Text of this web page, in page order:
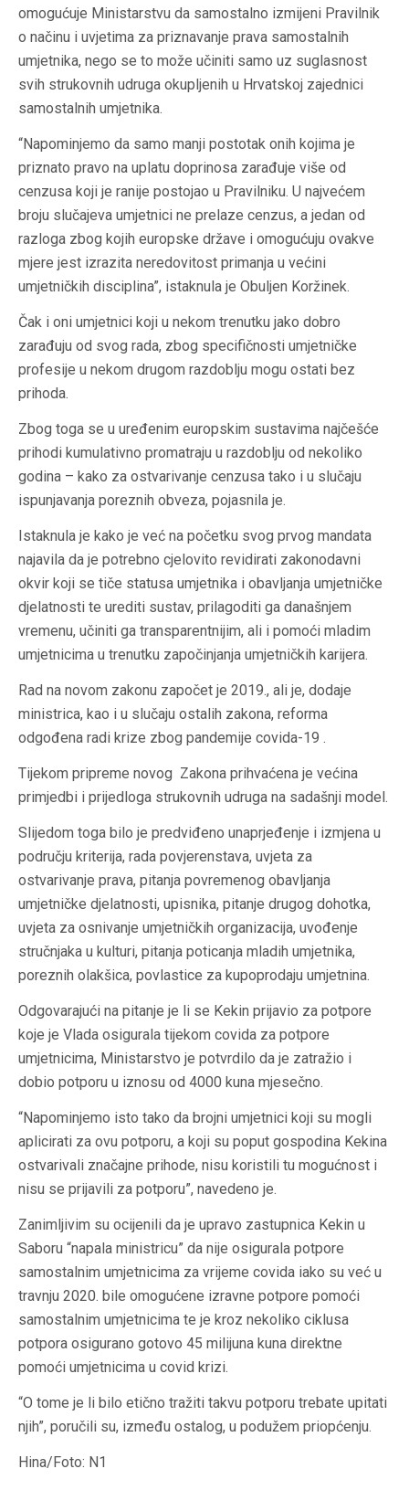
omogućuje Ministarstvu da samostalno izmijeni Pravilnik
o načinu i uvjetima za priznavanje prava samostalnih
umjetnika, nego se to može učiniti samo uz suglasnost
svih strukovnih udruga okupljenih u Hrvatskoj zajednici
samostalnih umjetnika.
“Napominjemo da samo manji postotak onih kojima je
priznato pravo na uplatu doprinosa zarađuje više od
cenzusa koji je ranije postojao u Pravilniku. U najvećem
broju slučajeva umjetnici ne prelaze cenzus, a jedan od
razloga zbog kojih europske države i omogućuju ovakve
mjere jest izrazita neredovitost primanja u većini
umjetničkih disciplina”, istaknula je Obuljen Koržinek.
Čak i oni umjetnici koji u nekom trenutku jako dobro
zarađuju od svog rada, zbog specifičnosti umjetničke
profesije u nekom drugom razdoblju mogu ostati bez
prihoda.
Zbog toga se u uređenim europskim sustavima najčešće
prihodi kumulativno promatraju u razdoblju od nekoliko
godina – kako za ostvarivanje cenzusa tako i u slučaju
ispunjavanja poreznih obveza, pojasnila je.
Istaknula je kako je već na početku svog prvog mandata
najavila da je potrebno cjelovito revidirati zakonodavni
okvir koji se tiče statusa umjetnika i obavljanja umjetničke
djelatnosti te urediti sustav, prilagoditi ga današnjem
vremenu, učiniti ga transparentnijim, ali i pomoći mladim
umjetnicima u trenutku započinjanja umjetničkih karijera.
Rad na novom zakonu započet je 2019., ali je, dodaje
ministrica, kao i u slučaju ostalih zakona, reforma
odgođena radi krize zbog pandemije covida-19 .
Tijekom pripreme novog Zakona prihvaćena je većina
primjedbi i prijedloga strukovnih udruga na sadašnji model.
Slijedom toga bilo je predviđeno unaprjeđenje i izmjena u
području kriterija, rada povjerenstava, uvjeta za
ostvarivanje prava, pitanja povremenog obavljanja
umjetničke djelatnosti, upisnika, pitanje drugog dohotka,
uvjeta za osnivanje umjetničkih organizacija, uvođenje
stručnjaka u kulturi, pitanja poticanja mladih umjetnika,
poreznih olakšica, povlastice za kupoprodaju umjetnina.
Odgovarajući na pitanje je li se Kekin prijavio za potpore
koje je Vlada osigurala tijekom covida za potpore
umjetnicima, Ministarstvo je potvrdilo da je zatražio i
dobio potporu u iznosu od 4000 kuna mjesečno.
“Napominjemo isto tako da brojni umjetnici koji su mogli
aplicirati za ovu potporu, a koji su poput gospodina Kekina
ostvarivali značajne prihode, nisu koristili tu mogućnost i
nisu se prijavili za potporu”, navedeno je.
Zanimljivim su ocijenili da je upravo zastupnica Kekin u
Saboru “napala ministricu” da nije osigurala potpore
samostalnim umjetnicima za vrijeme covida iako su već u
travnju 2020. bile omogućene izravne potpore pomoći
samostalnim umjetnicima te je kroz nekoliko ciklusa
potpora osigurano gotovo 45 milijuna kuna direktne
pomoći umjetnicima u covid krizi.
“O tome je li bilo etično tražiti takvu potporu trebate upitati
njih”, poručili su, između ostalog, u podužem priopćenju.
Hina/Foto: N1